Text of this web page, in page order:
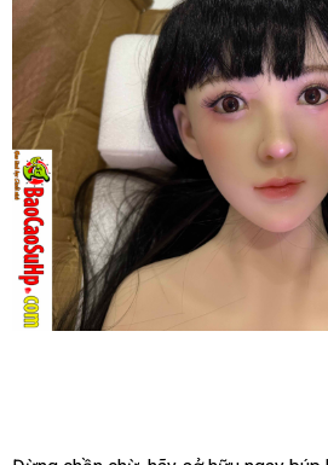
dục
sinh
Mizzzee
Akimitsu
1m59
cao
cấp
chính
hãng